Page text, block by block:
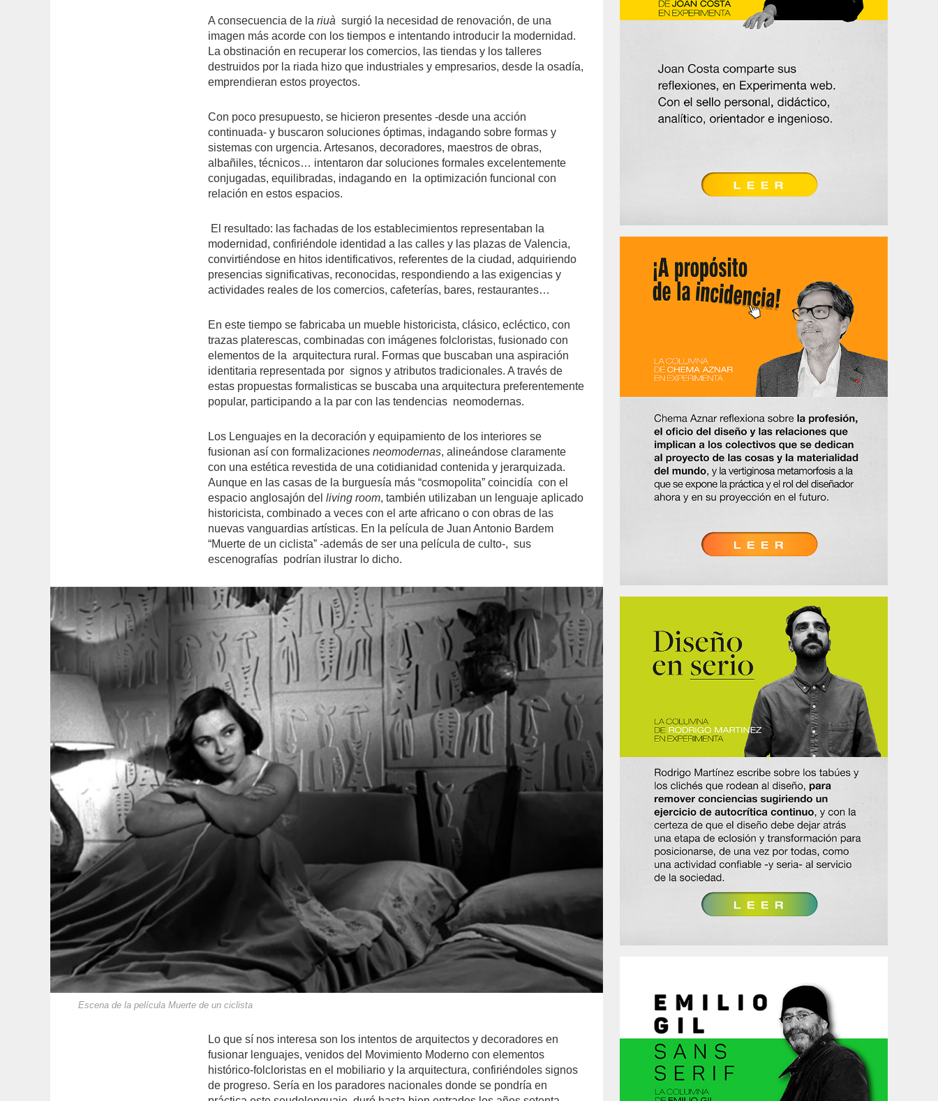
A consecuencia de lariuà surgió la necesidad de renovación, de una
imagen más acorde con los tiempos e intentando introducir la modernidad.
La obstinación en recuperar los comercios, las tiendas y los talleres
destruidos por la riada hizo que industriales y empresarios, desde la osadía,
emprendieran estos proyectos.
Con poco presupuesto, se hicieron presentes -desde una acción
continuada- y buscaron soluciones óptimas, indagando sobre formas y
sistemas con urgencia. Artesanos, decoradores, maestros de obras,
albañiles, técnicos… intentaron dar soluciones formales excelentemente
conjugadas, equilibradas, indagando en
la optimización funcional con
relación en estos espacios.
El resultado: las fachadas de los establecimientos representaban la
modernidad, confiriéndole identidad a las calles y las plazas de Valencia,
convirtiéndose en hitos identificativos, referentes de la ciudad, adquiriendo
presencias significativas, reconocidas, respondiendo a las exigencias y
actividades reales de los comercios, cafeterías, bares, restaurantes…
En este tiempo se fabricaba un mueble historicista, clásico, ecléctico, con
trazas platerescas, combinadas con imágenes folcloristas, fusionado con
elementos de la arquitectura rural. Formas que buscaban una aspiración
identitaria representada por signos y atributos tradicionales. A través de
estas propuestas formalisticas se buscaba una arquitectura preferentemente
popular, participando a la par con las tendencias neomodernas.
Los Lenguajes en la decoración y equipamiento de los interiores se
fusionan así con formalizacionesneomodernas, alineándose claramente
con una estética revestida de una cotidianidad contenida y jerarquizada.
Aunque en las casas de la burguesía más “cosmopolita” coincidía con el
espacio anglosajón del living room, también utilizaban un lenguaje aplicado
historicista, combinado a veces con el arte africano o con obras de las
nuevas vanguardias artísticas. En la película de Juan Antonio Bardem
“Muerte de un ciclista” -además de ser una película de culto-, sus
escenografías podrían ilustrar lo dicho.
Escena de la película Muerte de un ciclista
Lo que sí nos interesa son los intentos de arquitectos y decoradores en
fusionar lenguajes, venidos del Movimiento Moderno con elementos
histórico-folcloristas en el mobiliario y la arquitectura, confiriéndoles signos
de progreso. Sería en los paradores nacionales donde se pondría en